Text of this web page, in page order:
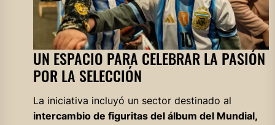
UN ESPACIO PARA CELEBRAR LA PASIÓN
POR LA SELECCIÓN
La iniciativa incluyó un sector destinado al
intercambio de figuritas del álbum del Mundial,